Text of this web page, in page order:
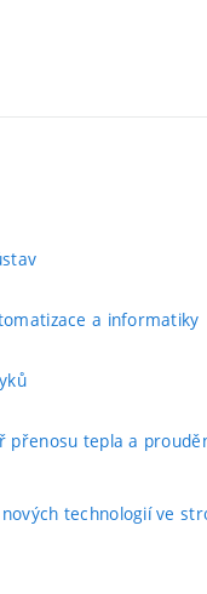
a informatiky
přenosu tepla a
technologií ve